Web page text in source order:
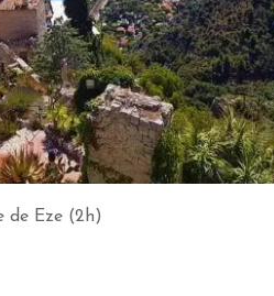
de Eze (2h)